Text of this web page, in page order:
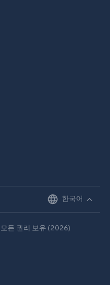
한국어
든 권리 보유 (2026)